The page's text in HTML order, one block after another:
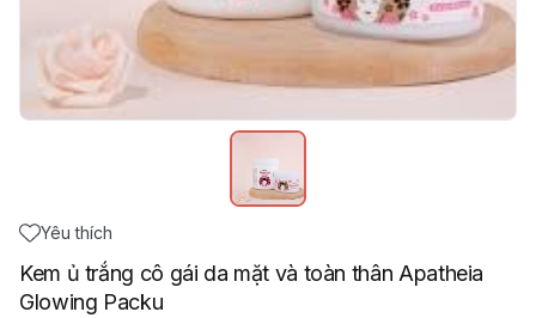
Yêu thích
Kem ủ trắng cô gái da mặt và toàn thân Apatheia
Glowing Packu